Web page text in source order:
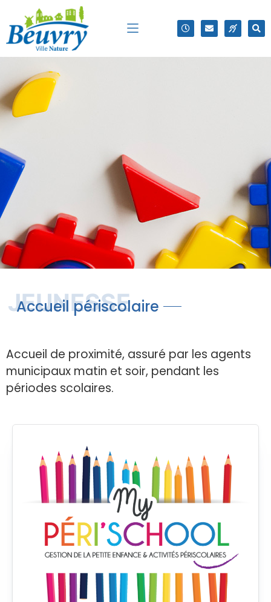
JEUNESSE
Accueil périscolaire
Accueil de proximité, assuré par les agents
municipaux matin et soir, pendant les
périodes scolaires.